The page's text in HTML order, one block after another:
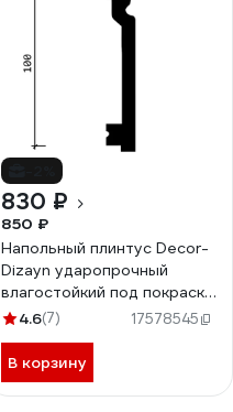
830 ₽
850 ₽
Напольный плинтус Decor-
Dizayn ударопрочный
влагостойкий под покраску
100Х16Х2000 мм DD701
4.6(7) 17578545
В корзину